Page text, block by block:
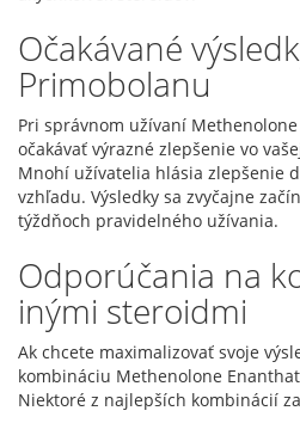
Očakávané
Primobolanu
Pri správnom užívaní
očakávať výrazné zlepšenie vo
Mnohí užívatelia hlásia zlepšenie
vzhľadu. Výsledky sa zvyčajne
týždňoch pravidelného užívania.
Odporúčania na
inými steroidmi
Ak chcete maximalizovať svoje
kombináciu Methenolone
Niektoré z najlepších kombinácií